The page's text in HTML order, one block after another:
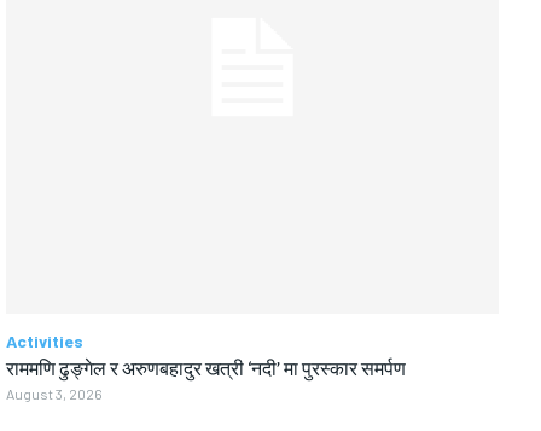
Activities
राममणि ढुङ्गेल र अरुणबहादुर खत्री ‘नदी’ मा पुरस्कार समर्पण
August 3, 2026